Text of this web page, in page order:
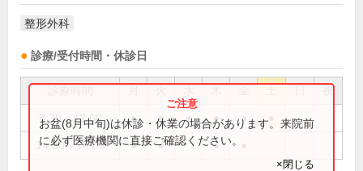
整形外科
診療/受付時間・休診日
祝
8:30～12:00 ● ● ● ● ●
14:30～18:00 ● ● ●
お盆(8月中旬)は休診・休業の場合があります。来院前
に必ず医療機関に直接ご確認ください。
×閉じる